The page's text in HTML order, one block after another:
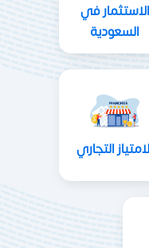
الاستثمار في
السعودية
التجاري